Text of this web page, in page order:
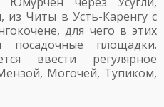
из Читы в Усть-Каренгу с
для чего в этих
посадочные площадки.
ввести регулярное
Могочей, Тупиком,